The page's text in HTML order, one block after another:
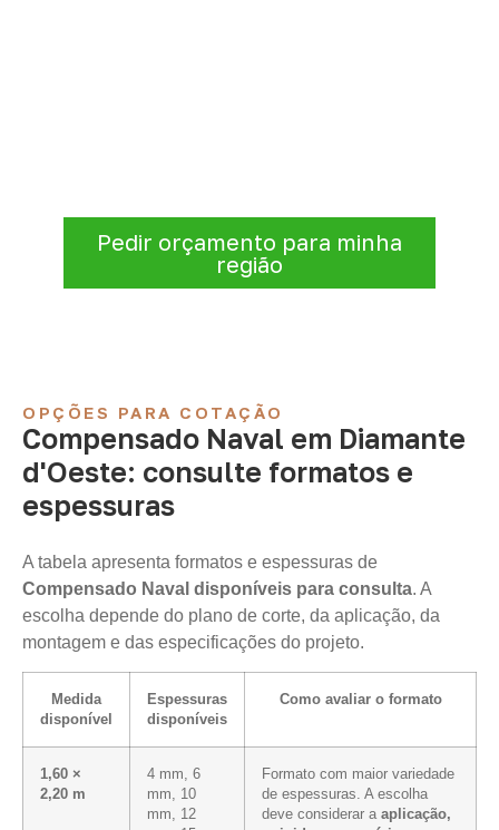
Pedir orçamento para minha
região
OPÇÕES PARA COTAÇÃO
Compensado Naval em Diamante
d'Oeste: consulte formatos e
espessuras
A tabela apresenta formatos e espessuras de
Compensado Naval disponíveis para consulta. A
escolha depende do plano de corte, da aplicação, da
montagem e das especificações do projeto.
Medida
disponível
Espessuras
disponíveis
Como avaliar o formato
1,60 ×
2,20 m
4 mm, 6
mm, 10
mm, 12
Formato com maior variedade
de espessuras. A escolha
deve considerar a aplicação,